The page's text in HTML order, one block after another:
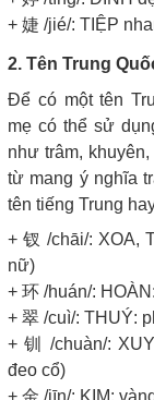
+ 婕 /jié/: TIỆP
2. Tên Trung
Để có một tên
mẹ có thể sử
như trâm,
từ mang ý nghĩa
tên tiếng Trung
+ 钗 /chāi/: XOA,
nữ)
+ 环 /huán/:
+ 翠 /cuì/: THUÝ:
+ 钏 /chuàn/:
đeo cổ)